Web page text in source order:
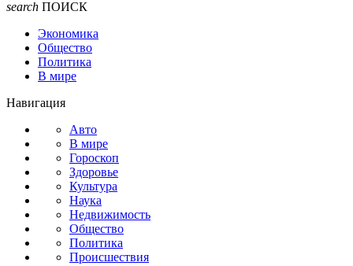
search ПОИСК
Экономика
Общество
Политика
В мире
Навигация
Авто
В мире
Гороскоп
Здоровье
Культура
Наука
Недвижимость
Общество
Политика
Происшествия